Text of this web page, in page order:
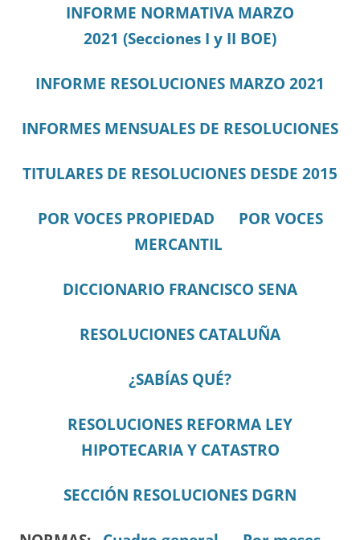
INFORME NORMATIVA MARZO
2021 (Secciones I y II BOE)
INFORME RESOLUCIONES MARZO 2021
INFORMES MENSUALES DE RESOLUCIONES
TITULARES DE RESOLUCIONES DESDE 2015
POR VOCES PROPIEDAD
POR VOCES
MERCANTIL
DICCIONARIO FRANCISCO SENA
RESOLUCIONES CATALUÑA
¿SABÍAS QUÉ?
RESOLUCIONES REFORMA LEY
HIPOTECARIA Y CATASTRO
SECCIÓN RESOLUCIONES DGRN